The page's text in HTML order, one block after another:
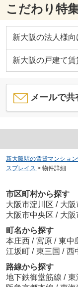
こだわり特
新大阪の法人様
新大阪の戸建て
メールで共
新大阪駅の賃貸マンショ
スプレイス > 物件詳細
市区町村から探す
大阪市淀川区 / 大阪
大阪市中央区 / 大阪
町名から探す
本庄西 / 宮原 / 東中
江坂町 / 東三国 / 西
路線から探す
地下鉄御堂筋線 / 東